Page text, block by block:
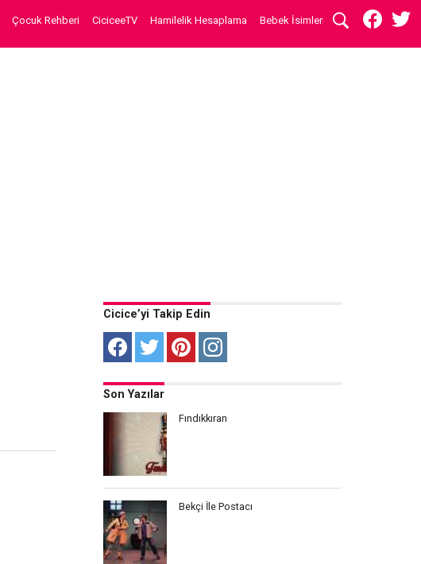
Çocuk Rehberi CiciceeTV Hamilelik Hesaplama Bebek İsimleri
Cicice’yi Takip Edin
Son Yazılar
Fındıkkıran
Bekçi İle Postacı